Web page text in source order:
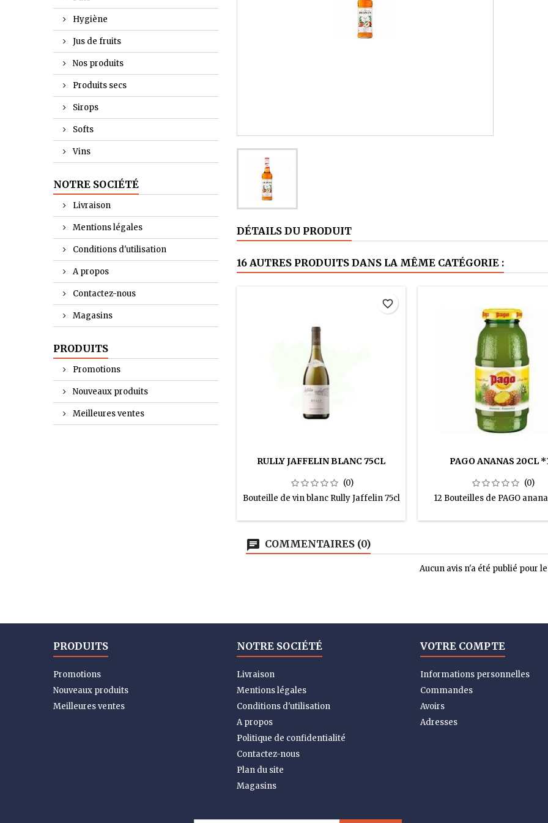
Hygiène
Jus de fruits
Nos produits
Produits secs
Sirops
Softs
Vins
NOTRE SOCIÉTÉ
Livraison
Mentions légales
Conditions d'utilisation
A propos
Contactez-nous
Magasins
PRODUITS
Promotions
Nouveaux produits
Meilleures ventes
DÉTAILS DU PRODUIT
16 AUTRES PRODUITS DANS LA MÊME CATÉGORIE :
RULLY JAFFELIN BLANC 75CL
(0)
Bouteille de vin blanc Rully Jaffelin 75cl
favorite_border
PAGO ANANAS 20CL
(0)
12 Bouteilles de PAGO
COMMENTAIRES (0)
Aucun avis n'a été publié pour
PRODUITS
Promotions
Nouveaux produits
Meilleures ventes
NOTRE SOCIÉTÉ
Livraison
Mentions légales
Conditions d'utilisation
A propos
Politique de confidentialité
Contactez-nous
Plan du site
Magasins
VOTRE COMPTE
Informations personnelles
Commandes
Avoirs
Adresses